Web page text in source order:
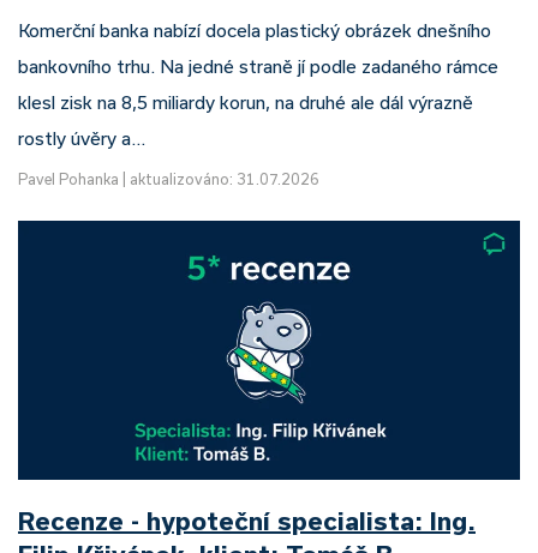
Komerční banka nabízí docela plastický obrázek dnešního
bankovního trhu. Na jedné straně jí podle zadaného rámce
klesl zisk na 8,5 miliardy korun, na druhé ale dál výrazně
rostly úvěry a…
Pavel Pohanka aktualizováno: 31.07.2026
Recenze - hypoteční specialista: Ing.